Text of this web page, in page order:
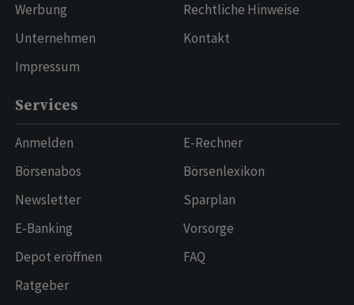
Werbung
Unternehmen
Impressum
Rechtliche Hinweise
Kontakt
Services
Anmelden
Börsenabos
Newsletter
E-Banking
Depot eröffnen
Ratgeber
E-Rechner
Börsenlexikon
Sparplan
Vorsorge
FAQ